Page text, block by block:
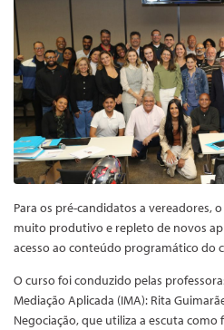
Para os pré-candidatos a vereadores,
muito produtivo e repleto de novos
acesso ao conteúdo programático do
O curso foi conduzido pelas
Mediação Aplicada (IMA): Rita
Negociação, que utiliza a escuta como